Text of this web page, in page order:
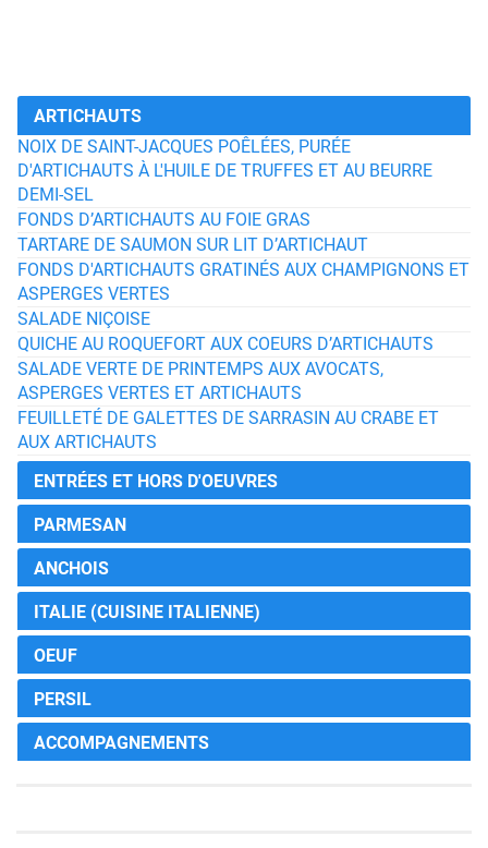
ARTICHAUTS
NOIX DE SAINT-JACQUES POÊLÉES, PURÉE
D'ARTICHAUTS À L'HUILE DE TRUFFES ET AU BEURRE
DEMI-SEL
FONDS D’ARTICHAUTS AU FOIE GRAS
TARTARE DE SAUMON SUR LIT D’ARTICHAUT
FONDS D'ARTICHAUTS GRATINÉS AUX CHAMPIGNONS ET
ASPERGES VERTES
SALADE NIÇOISE
QUICHE AU ROQUEFORT AUX COEURS D’ARTICHAUTS
SALADE VERTE DE PRINTEMPS AUX AVOCATS,
ASPERGES VERTES ET ARTICHAUTS
FEUILLETÉ DE GALETTES DE SARRASIN AU CRABE ET
AUX ARTICHAUTS
ENTRÉES ET HORS D'OEUVRES
PARMESAN
ANCHOIS
ITALIE (CUISINE ITALIENNE)
OEUF
PERSIL
ACCOMPAGNEMENTS